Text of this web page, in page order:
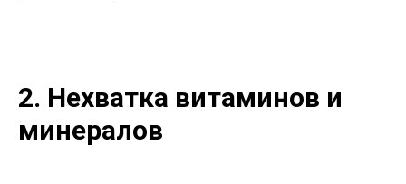
2. Нехватка витаминов и
минералов